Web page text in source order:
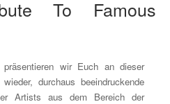
To Famous
präsentieren wir Euch an dieser
durchaus beeindruckende
Artists aus dem Bereich der